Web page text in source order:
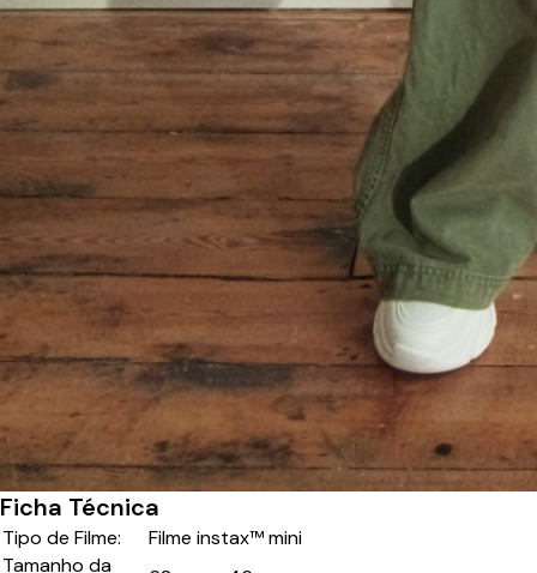
Ficha Técnica
Tipo de Filme:
Filme instax™ mini
Tamanho da